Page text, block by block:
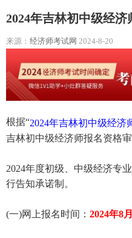
2024年吉林初中级经
来源： 经济师考试网 2024-8-20
根据“2024年吉林初中级经济
吉林初中级经济师报名资格审
2024年度初级、中级经济专
行告知承诺制。
(一)网上报名时间： 2024年8